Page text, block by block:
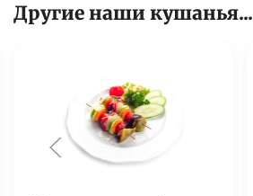
Другие наши кушанья...